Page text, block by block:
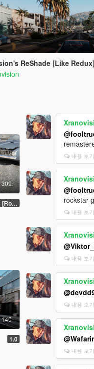
ReShade [Like Redux]
309
1.8 [Roadkill Update|OIV]
140
1.0
내용 보기
rockstar
내용 보기
내용 보기
내용 보기
내용 보기